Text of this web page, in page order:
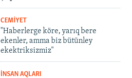
CEMİYET
"Haberlerge köre, yarıq bere
ekenler, amma biz bütünley
ekektriksizmiz"
İNSAN AQLARI